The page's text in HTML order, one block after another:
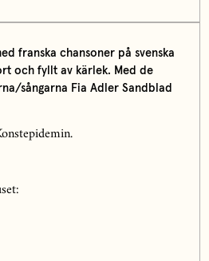
franska chansoner på svenska
och fyllt av kärlek. Med de
sångarna Fia Adler Sandblad